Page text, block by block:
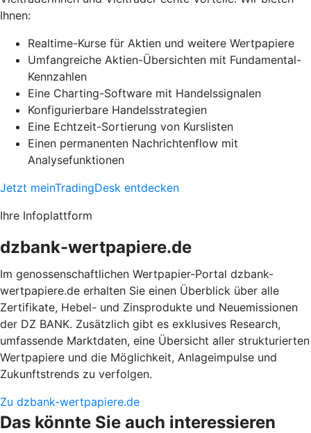
Ihnen:
Realtime-Kurse für Aktien und weitere Wertpapiere
Umfangreiche Aktien-Übersichten mit Fundamental-
Kennzahlen
Eine Charting-Software mit Handelssignalen
Konfigurierbare Handelsstrategien
Eine Echtzeit-Sortierung von Kurslisten
Einen permanenten Nachrichtenflow mit
Analysefunktionen
Jetzt meinTradingDesk entdecken
Ihre Infoplattform
dzbank-wertpapiere.de
Im genossenschaftlichen Wertpapier-Portal dzbank-
wertpapiere.de erhalten Sie einen Überblick über alle
Zertifikate, Hebel- und Zinsprodukte und Neuemissionen
der DZ BANK. Zusätzlich gibt es exklusives Research,
umfassende Marktdaten, eine Übersicht aller strukturierten
Wertpapiere und die Möglichkeit, Anlageimpulse und
Zukunftstrends zu verfolgen.
Zu dzbank-wertpapiere.de
Das könnte Sie auch interessieren